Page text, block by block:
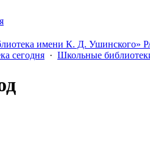
имени К. Д. Ушинского»
сегодня · Школьные